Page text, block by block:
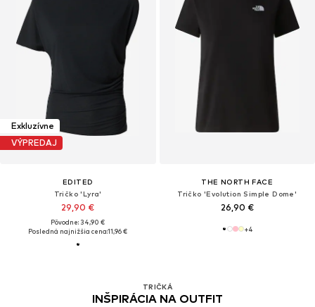
Exkluzívne
VÝPREDAJ
EDITED
Tričko 'Lyra'
29,90 €
Pôvodne: 34,90 €
Posledná najnižšia cena:11,96 €
TRIČKÁ
INŠPIRÁCIA NA OUTFIT
THE NORTH FACE
Tričko 'Evolution Simple Dome'
26,90 €
+4